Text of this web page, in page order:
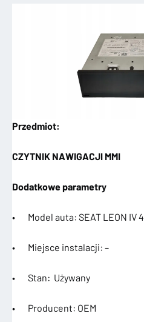
Przedmiot:
CZYTNIK NAWIGACJI MMI
Dodatkowe parametry
• Model auta: SEAT LEON IV 4
• Miejsce instalacji: –
• Stan: Używany
• Producent: OEM